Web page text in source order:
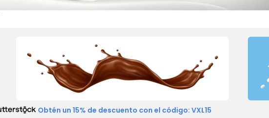
Obtén un 15% de descuento con el código: VXL15